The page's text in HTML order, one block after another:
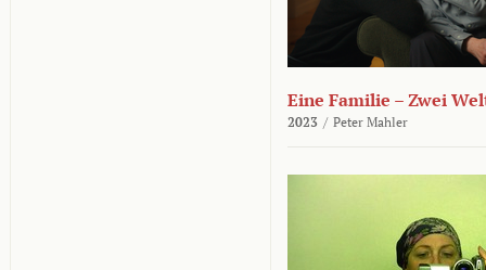
Eine Familie – Zwei
2023 / Peter Mahler